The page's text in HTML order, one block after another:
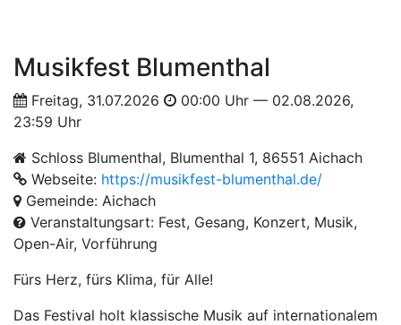
Musikfest Blumenthal
Freitag, 31.07.2026
00:00 Uhr — 02.08.2026,
23:59 Uhr
Schloss Blumenthal, Blumenthal 1, 86551 Aichach
Webseite: https://musikfest-blumenthal.de/
Gemeinde: Aichach
Veranstaltungsart: Fest, Gesang, Konzert, Musik,
Open-Air, Vorführung
Fürs Herz, fürs Klima, für Alle!
Das Festival holt klassische Musik auf internationalem